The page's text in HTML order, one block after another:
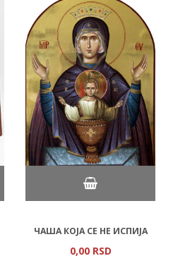
ЧАША КОЈА СЕ НЕ ИСПИЈА
0,00 RSD